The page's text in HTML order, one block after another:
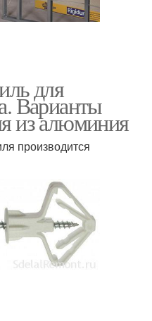
для
Варианты
из алюминия
производится